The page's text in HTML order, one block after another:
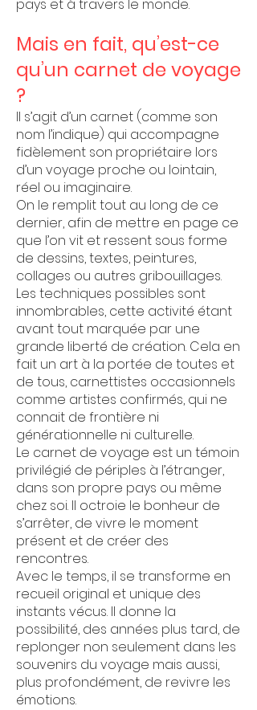
pays et à travers le monde.
Mais en fait, qu’est-ce
qu’un carnet de voyage
?
Il s’agit d’un carnet (comme son
nom l’indique) qui accompagne
fidèlement son propriétaire lors
d’un voyage proche ou lointain,
réel ou imaginaire.
On le remplit tout au long de ce
dernier, afin de mettre en page ce
que l’on vit et ressent sous forme
de dessins, textes, peintures,
collages ou autres gribouillages.
Les techniques possibles sont
innombrables, cette activité étant
avant tout marquée par une
grande liberté de création. Cela en
fait un art à la portée de toutes et
de tous, carnettistes occasionnels
comme artistes confirmés, qui ne
connait de frontière ni
générationnelle ni culturelle.
Le carnet de voyage est un témoin
privilégié de périples à l’étranger,
dans son propre pays ou même
chez soi. Il octroie le bonheur de
s’arrêter, de vivre le moment
présent et de créer des
rencontres.
Avec le temps, il se transforme en
recueil original et unique des
instants vécus. Il donne la
possibilité, des années plus tard, de
replonger non seulement dans les
souvenirs du voyage mais aussi,
plus profondément, de revivre les
émotions.